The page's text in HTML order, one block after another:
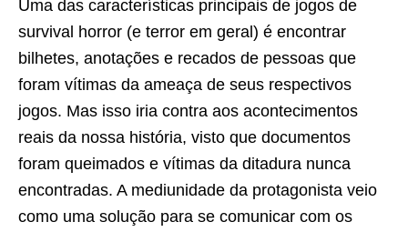
Uma das características principais de jogos de
survival horror (e terror em geral) é encontrar
bilhetes, anotações e recados de pessoas que
foram vítimas da ameaça de seus respectivos
jogos. Mas isso iria contra aos acontecimentos
reais da nossa história, visto que documentos
foram queimados e vítimas da ditadura nunca
encontradas. A mediunidade da protagonista veio
como uma solução para se comunicar com os